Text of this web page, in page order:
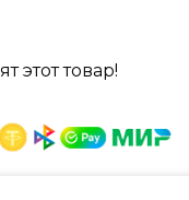
этот товар!